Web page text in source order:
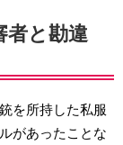
者と勘違
を所持した私服
があったことな